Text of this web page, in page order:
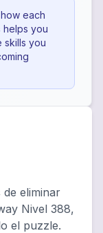
each
you
skills you
de eliminar
Nivel 388,
el puzzle.